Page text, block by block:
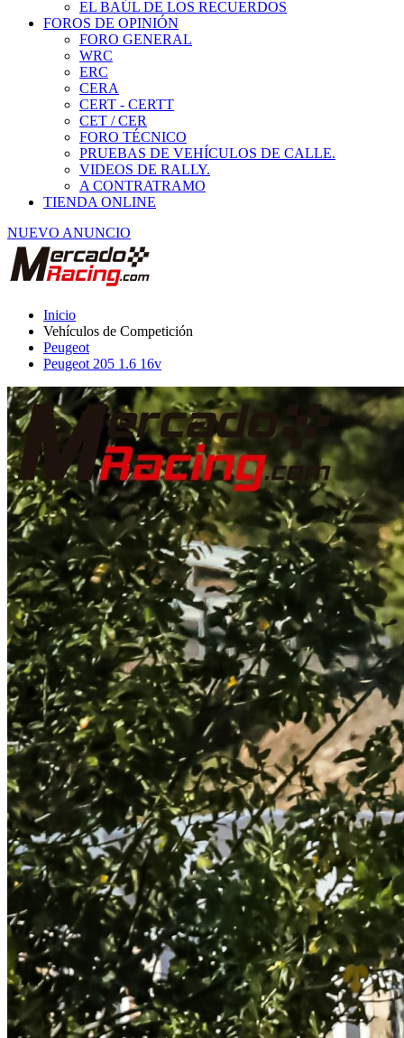
FORO GENERAL
WRC
ERC
CERA
CERT - CERTT
CET / CER
FORO TÉCNICO
PRUEBAS DE VEHÍCULOS DE CALLE.
VIDEOS DE RALLY.
A CONTRATRAMO
TIENDA ONLINE
NUEVO ANUNCIO
Vehículos de Competición
Peugeot
Peugeot 205 1.6 16v